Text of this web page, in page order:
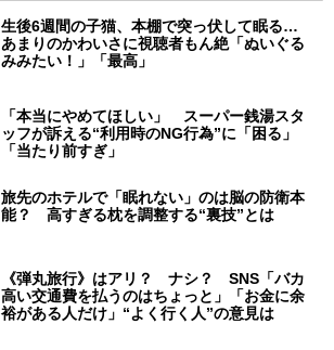
生後6週間の子猫、本棚で突っ伏して眠る…
あまりのかわいさに視聴者もん絶「ぬいぐる
みみたい！」「最高」
「本当にやめてほしい」 スーパー銭湯スタ
ッフが訴える“利用時のNG行為”に「困る」
「当たり前すぎ」
旅先のホテルで「眠れない」のは脳の防衛本
能？ 高すぎる枕を調整する“裏技”とは
《弾丸旅行》はアリ？ ナシ？ SNS「バカ
高い交通費を払うのはちょっと」「お金に余
裕がある人だけ」“よく行く人”の意見は